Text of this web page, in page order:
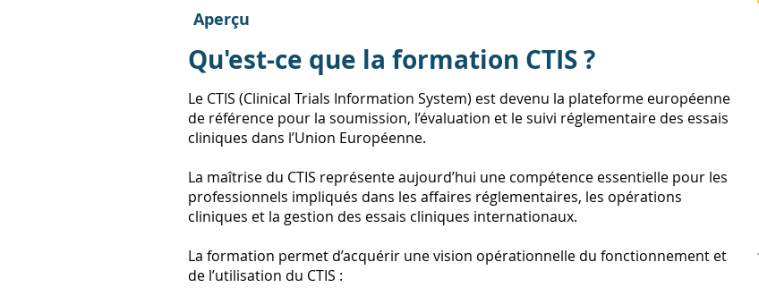
Aperçu
Qu'est-ce que la formation CTIS ?
Le CTIS (Clinical Trials Information System) est devenu la plateforme européenne
de référence pour la soumission, l’évaluation et le suivi réglementaire des essais
cliniques dans l’Union Européenne.
La maîtrise du CTIS représente aujourd’hui une compétence essentielle pour les
professionnels impliqués dans les affaires réglementaires, les opérations
cliniques et la gestion des essais cliniques internationaux.
La formation permet d’acquérir une vision opérationnelle du fonctionnement et
de l’utilisation du CTIS :